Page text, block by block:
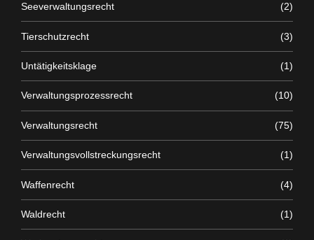
Seeverwaltungsrecht (2)
Tierschutzrecht (3)
Untätigkeitsklage (1)
Verwaltungsprozessrecht (10)
Verwaltungsrecht (75)
Verwaltungsvollstreckungsrecht (1)
Waffenrecht (4)
Waldrecht (1)